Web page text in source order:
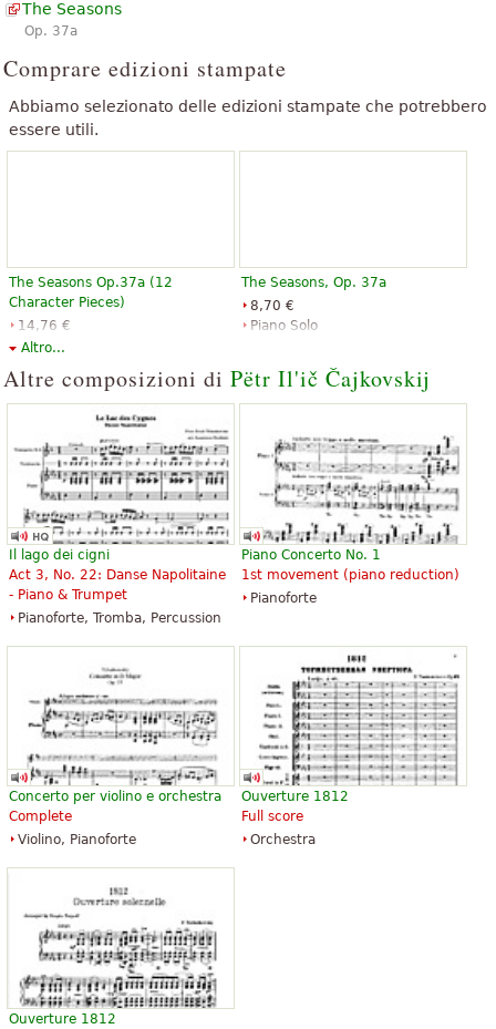
The Seasons
Op. 37a
Comprare edizioni stampate
Abbiamo selezionato delle edizioni stampate che potrebbero
essere utili.
The Seasons Op.37a (12
Character Pieces)
14,76 €
Piano Solo
The Seasons, Op. 37a
8,70 €
Piano Solo
The Seasons and Other Works for
Solo Piano
15,63 €
Piano
Dover Publications
The Seasons Op.37a
17,85 €
Piano Solo
Edition Peters
Altro...
Altre composizioni di Pëtr Il'ič Čajkovskij
Il lago dei cigni
Act 3, No. 22: Danse Napolitaine
- Piano & Trumpet
Pianoforte, Tromba, Percussion
Piano Concerto No. 1
1st movement (piano reduction)
Pianoforte
Concerto per violino e orchestra
Complete
Violino, Pianoforte
Ouverture 1812
Full score
Orchestra
Ouverture 1812